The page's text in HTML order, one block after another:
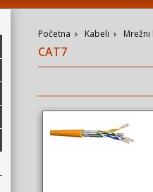
Početna Kabeli
CAT7